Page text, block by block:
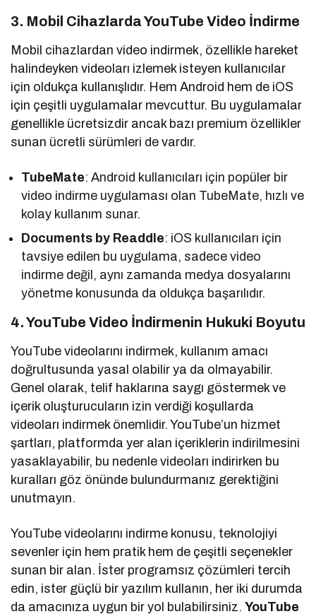
3. Mobil Cihazlarda YouTube Video İndirme
Mobil cihazlardan video indirmek, özellikle hareket
halindeyken videoları izlemek isteyen kullanıcılar
için oldukça kullanışlıdır. Hem Android hem de iOS
için çeşitli uygulamalar mevcuttur. Bu uygulamalar
genellikle ücretsizdir ancak bazı premium özellikler
sunan ücretli sürümleri de vardır.
TubeMate: Android kullanıcıları için popüler bir
video indirme uygulaması olan TubeMate, hızlı ve
kolay kullanım sunar.
Documents by Readdle: iOS kullanıcıları için
tavsiye edilen bu uygulama, sadece video
indirme değil, aynı zamanda medya dosyalarını
yönetme konusunda da oldukça başarılıdır.
4. YouTube Video İndirmenin Hukuki Boyutu
YouTube videolarını indirmek, kullanım amacı
doğrultusunda yasal olabilir ya da olmayabilir.
Genel olarak, telif haklarına saygı göstermek ve
içerik oluşturucuların izin verdiği koşullarda
videoları indirmek önemlidir. YouTube’un hizmet
şartları, platformda yer alan içeriklerin indirilmesini
yasaklayabilir, bu nedenle videoları indirirken bu
kuralları göz önünde bulundurmanız gerektiğini
unutmayın.
YouTube videolarını indirme konusu, teknolojiyi
sevenler için hem pratik hem de çeşitli seçenekler
sunan bir alan. İster programsız çözümleri tercih
edin, ister güçlü bir yazılım kullanın, her iki durumda
da amacınıza uygun bir yol bulabilirsiniz.YouTube